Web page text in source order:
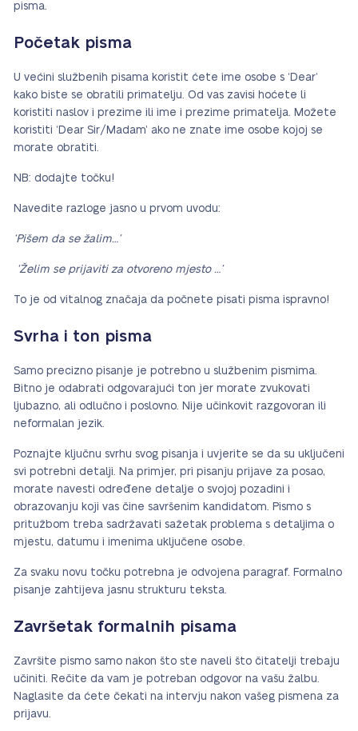
pisma.
Početak pisma
U većini službenih pisama koristit ćete ime osobe s ‘Dear’
kako biste se obratili primatelju. Od vas zavisi hoćete li
koristiti naslov i prezime ili ime i prezime primatelja. Možete
koristiti ‘Dear Sir/Madam’ ako ne znate ime osobe kojoj se
morate obratiti.
NB: dodajte točku!
Navedite razloge jasno u prvom uvodu:
‘Pišem da se žalim…’
‘Želim se prijaviti za otvoreno mjesto …’
To je od vitalnog značaja da počnete pisati pisma ispravno!
Svrha i ton pisma
Samo precizno pisanje je potrebno u službenim pismima.
Bitno je odabrati odgovarajući ton jer morate zvukovati
ljubazno, ali odlučno i poslovno. Nije učinkovit razgovoran ili
neformalan jezik.
Poznajte ključnu svrhu svog pisanja i uvjerite se da su uključeni
svi potrebni detalji. Na primjer, pri pisanju prijave za posao,
morate navesti određene detalje o svojoj pozadini i
obrazovanju koji vas čine savršenim kandidatom. Pismo s
pritužbom treba sadržavati sažetak problema s detaljima o
mjestu, datumu i imenima uključene osobe.
Za svaku novu točku potrebna je odvojena paragraf. Formalno
pisanje zahtijeva jasnu strukturu teksta.
Završetak formalnih pisama
Završite pismo samo nakon što ste naveli što čitatelji trebaju
učiniti. Rečite da vam je potreban odgovor na vašu žalbu.
Naglasite da ćete čekati na intervju nakon vašeg pismena za
prijavu.